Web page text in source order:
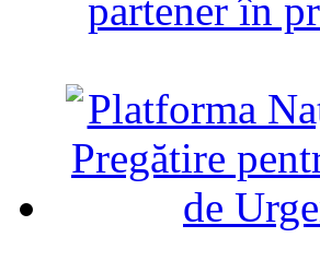
partener în